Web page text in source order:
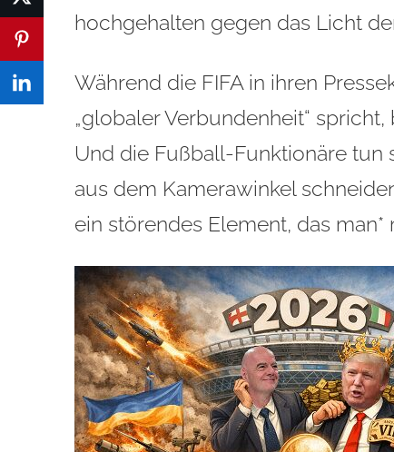
hochgehalten gegen das Licht
Während die FIFA in ihren
„globaler Verbundenheit“
Und die Fußball-Funktionäre
aus dem Kamerawinkel
ein störendes Element, das